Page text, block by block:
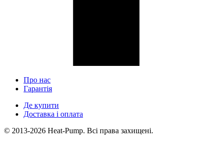
Про нас
Гарантія
Де купити
Доставка і оплата
© 2013-2026 Heat-Pump. Всі права захищені.